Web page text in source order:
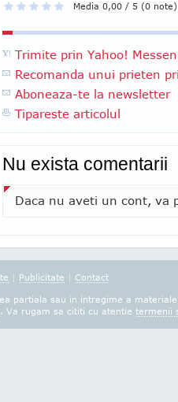
Media 0,00 / 5 (0 note)
Trimite prin Yahoo!
Recomanda unui prieten
Aboneaza-te la newsletter
Tipareste articolul
Nu exista comentarii
Daca nu aveti un cont, va
| Publicitate | Contact
partiala sau in intregime a
. Va rugam sa cititi cu atentie termenii